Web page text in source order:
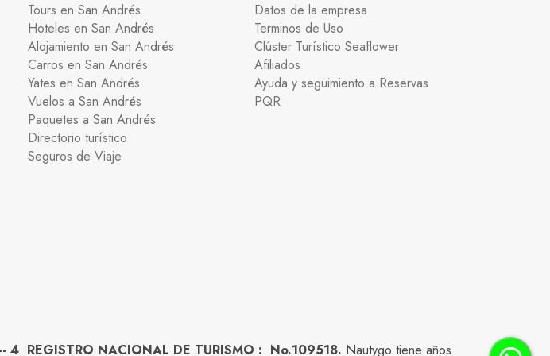
Tours en San Andrés
Hoteles en San Andrés
Alojamiento en San Andrés
Carros en San Andrés
Yates en San Andrés
Vuelos a San Andrés
Paquetes a San Andrés
Directorio turístico
Seguros de Viaje
Datos de la empresa
Terminos de Uso
Clúster Turístico Seaflower
Afiliados
Ayuda y seguimiento a Reservas
PQR
4 REGISTRO NACIONAL DE TURISMO : No.109518. Nautygo tiene años